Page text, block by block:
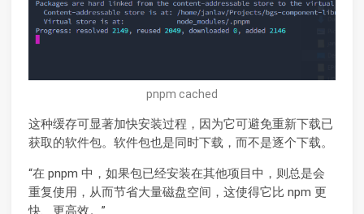
pnpm cached
这种缓存可显著加快安装过程，因为它可避免重新下载已
获取的软件包。软件包也是同时下载，而不是逐个下载。
“在 pnpm 中，如果包已经安装在其他项目中，则总是会
重复使用，从而节省大量磁盘空间，这使得它比 npm 更
快、更高效。”